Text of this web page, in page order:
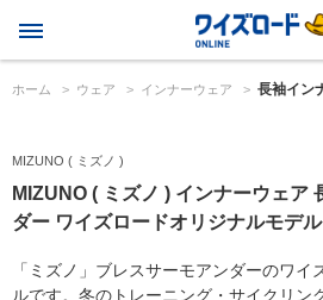
ホーム > ウェア > インナーウェア > 長袖イン
MIZUNO ( ミズノ )
MIZUNO ( ミズノ ) インナーウェア
ダー ワイズロードオリジナルモデ
「ミズノ」ブレスサーモアンダーのワ
ルです。冬のトレーニング・サイクリン